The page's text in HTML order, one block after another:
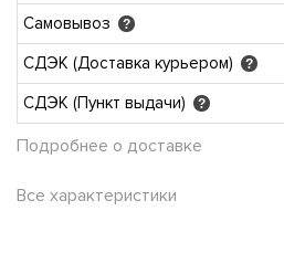
Самовывоз
?
СДЭК (Доставка курьером)
?
СДЭК (Пункт выдачи)
?
Подробнее о доставке
Все характеристики